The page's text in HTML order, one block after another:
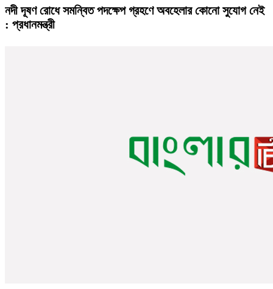
নদী দূষণ রোধে সমন্বিত পদক্ষেপ গ্রহণে অবহেলার কোনো সুযোগ নেই
: প্রধানমন্ত্রী